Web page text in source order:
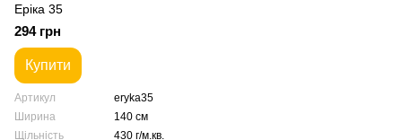
Еріка 35
294 грн
Купити
Артикул
eryka35
Ширина
140 см
Щільність
430 г/м.кв.